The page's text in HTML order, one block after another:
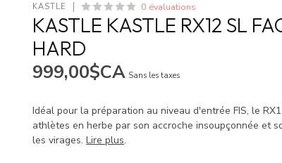
KASTLE 0 évaluations
KASTLE KASTLE RX12 SL
HARD
999,00$CA Sans les taxes
Idéal pour la préparation au niveau d'entrée FIS, le
athlètes en herbe par son accroche insoupçonnée et
les virages.Lire plus.